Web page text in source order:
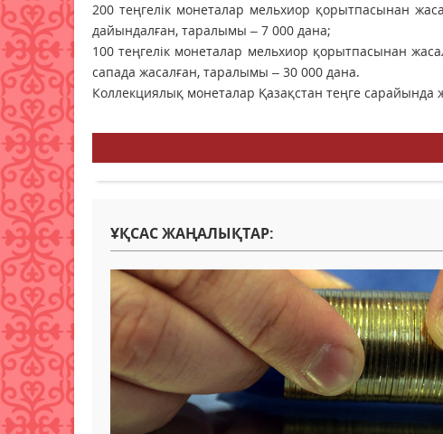
200 теңгелік монеталар мельхиор қорытпасынан
дайындалған, таралымы – 7 000 дана;
100 теңгелік монеталар мельхиор қорытпасынан
сапада жасалған, таралымы – 30 000 дана.
Коллекциялық монеталар Қазақстан теңге сарайында
ҰҚСАС ЖАҢАЛЫҚТАР: